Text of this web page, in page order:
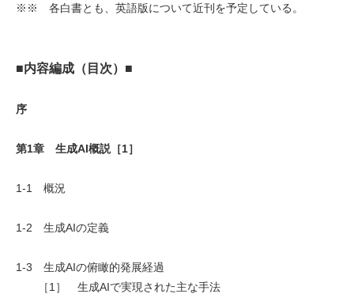
※※ 各白書とも、英語版について近刊を予定している。
■内容編成（目次）■
序
第1章 生成AI概説［1］
1-1 概況
1-2 生成AIの定義
1-3 生成AIの俯瞰的発展経過
［1］ 生成AIで実現された主な手法